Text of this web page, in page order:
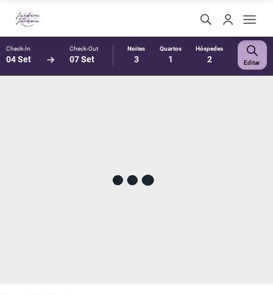
Check-In
04 Set
Check-Out
07 Set
Noites
3
Quartos
1
Hóspedes
2 Editar